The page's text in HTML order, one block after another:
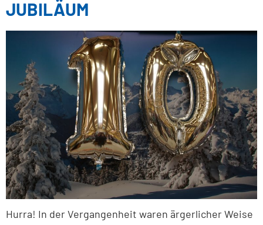
JUBILÄUM
Hurra! In der Vergangenheit waren ärgerlicher Weise